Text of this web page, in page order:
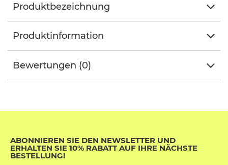
Produktbezeichnung
Produktinformation
Bewertungen (0)
ABONNIEREN SIE DEN NEWSLETTER UND
ERHALTEN SIE 10% RABATT AUF IHRE NÄCHSTE
BESTELLUNG!